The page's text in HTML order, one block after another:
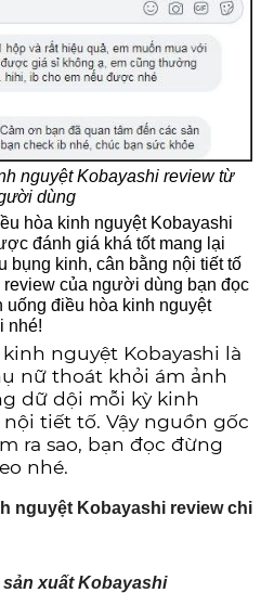
nguyệt Kobayashi review từ
dùng
hòa kinh nguyệt Kobayashi
đánh giá khá tốt mang lại
bụng kinh, cân bằng nội tiết tố
của người dùng bạn đọc
điều hòa kinh nguyệt
nhé!
nguyệt Kobayashi là
nữ thoát khỏi ám ảnh
dữ dội mỗi kỳ kinh
tiết tố. Vậy nguồn gốc
ra sao, bạn đọc đừng
nhé.
nguyệt Kobayashi review chi
xuất Kobayashi